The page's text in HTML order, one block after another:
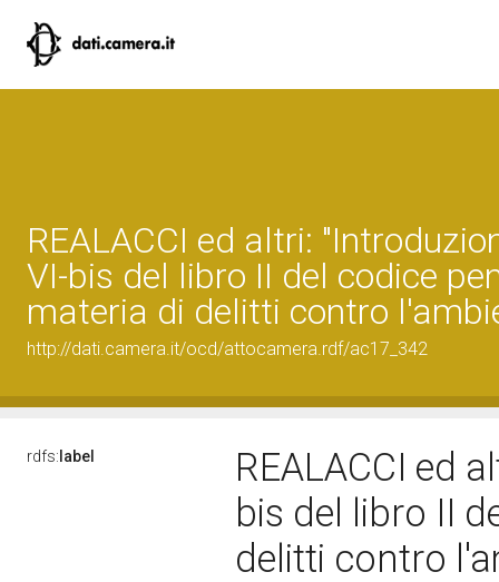
REALACCI ed altri:
VI-bis del libro II del codice
materia di delitti contro
http://dati.camera.it/ocd/attocamera.rdf/ac17_342
rdfs: label
REALACCI ed
bis del libro II
delitti contro